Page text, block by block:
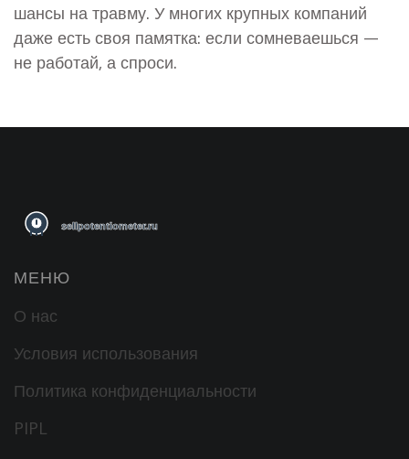
шансы на травму. У многих крупных компаний
даже есть своя памятка: если сомневаешься —
не работай, а спроси.
МЕНЮ
О нас
Условия использования
Политика конфиденциальности
PIPL